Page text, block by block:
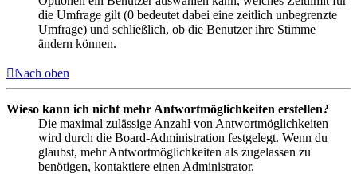
die Umfrage gilt (0 bedeutet dabei eine zeitlich unbegrenzte
Umfrage) und schließlich, ob die Benutzer ihre Stimme
ändern können.
Nach oben
Wieso kann ich nicht mehr Antwortmöglichkeiten erstellen?
Die maximal zulässige Anzahl von Antwortmöglichkeiten
wird durch die Board-Administration festgelegt. Wenn du
glaubst, mehr Antwortmöglichkeiten als zugelassen zu
benötigen, kontaktiere einen Administrator.